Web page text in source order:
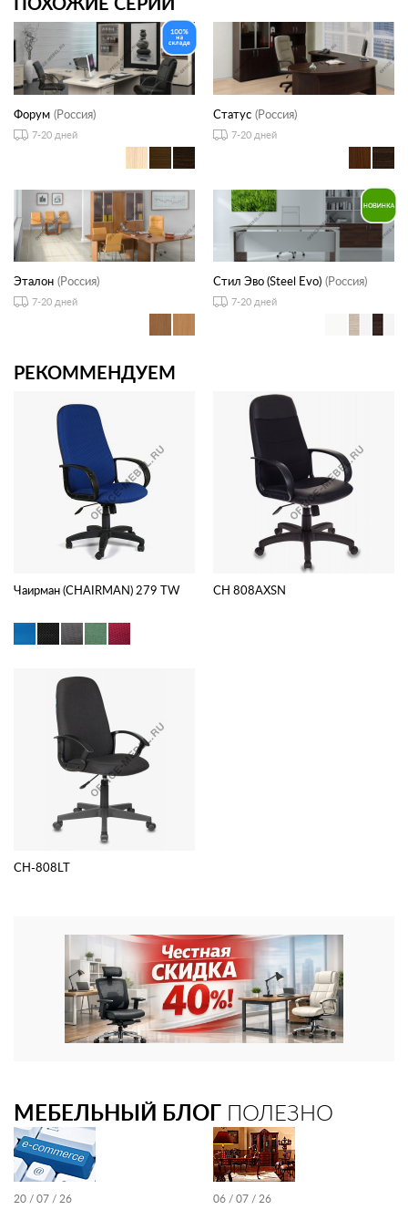
Форум (Россия)
7-20 дней
Статус (Россия)
7-20 дней
Эталон (Россия)
7-20 дней
Стил Эво (Steel Evo) (Россия)
7-20 дней
РЕКОММЕНДУЕМ
Чаирман (CHAIRMAN) 279 TW CH 808AXSN
CH-808LT
МЕБЕЛЬНЫЙ БЛОГ ПОЛЕЗНО
20 / 07 / 26 06 / 07 / 26